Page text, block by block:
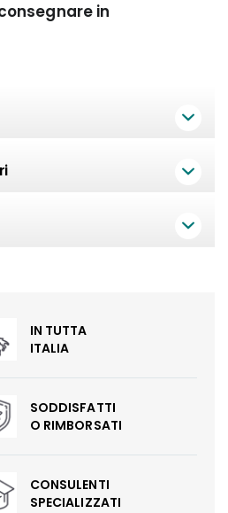
in
IN TUTTA
ITALIA
SODDISFATTI
O RIMBORSATI
CONSULENTI
SPECIALIZZATI